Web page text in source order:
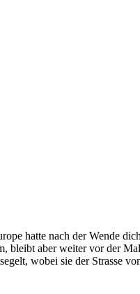
hatte nach der Wende
bleibt aber weiter vor der
wobei sie der Strasse